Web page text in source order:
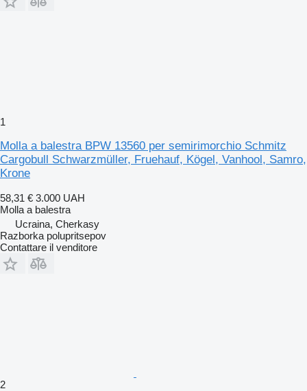
1
Molla a balestra BPW 13560 per semirimorchio Schmitz
Cargobull Schwarzmüller, Fruehauf, Kögel, Vanhool, Samro,
Krone
58,31 € 3.000 UAH
Molla a balestra
Ucraina, Cherkasy
Razborka polupritsepov
Contattare il venditore
2